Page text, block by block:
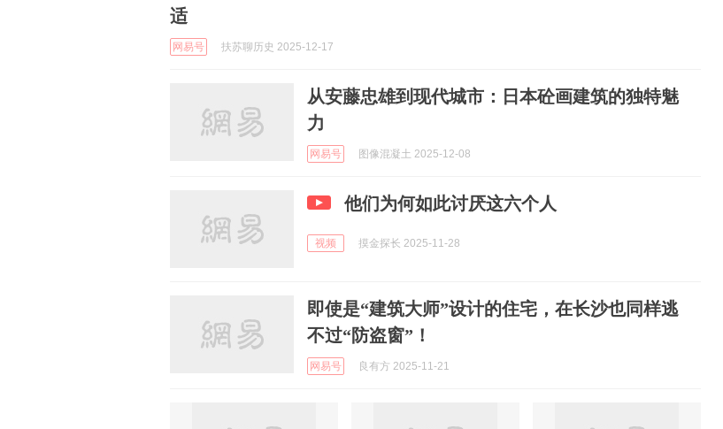
适
网易号 扶苏聊历史 2025-12-17
从安藤忠雄到现代城市：日本砼画建筑的独特魅
力
网易号 图像混凝土 2025-12-08
他们为何如此讨厌这六个人
视频 摸金探长 2025-11-28
即使是“建筑大师”设计的住宅，在长沙也同样逃
不过“防盗窗”！
网易号 良有方 2025-11-21